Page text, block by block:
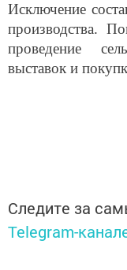
Исключение
производства.
проведение
выставок и
Следите за
Telegram-